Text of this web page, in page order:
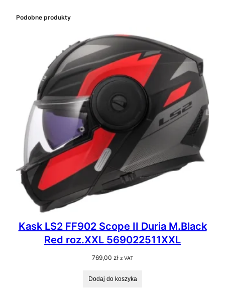
Podobne produkty
Kask LS2 FF902 Scope II Duria M.Black
Red roz.XXL 569022511XXL
769,00 zł z VAT
Dodaj do koszyka